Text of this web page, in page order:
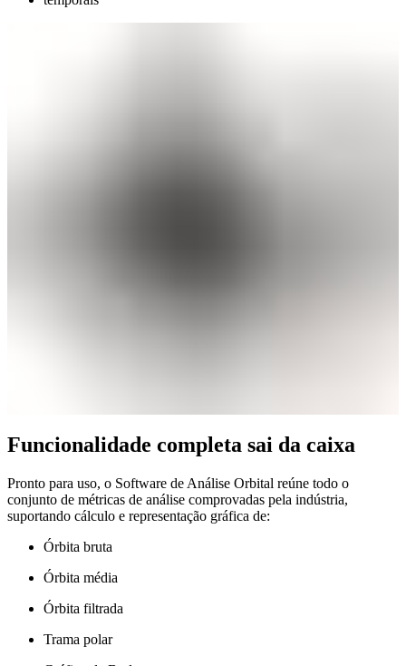
Funcionalidade completa sai da caixa
Pronto para uso, o Software de Análise Orbital reúne todo o
conjunto de métricas de análise comprovadas pela indústria,
suportando cálculo e representação gráfica de:
Órbita bruta
Órbita média
Órbita filtrada
Trama polar